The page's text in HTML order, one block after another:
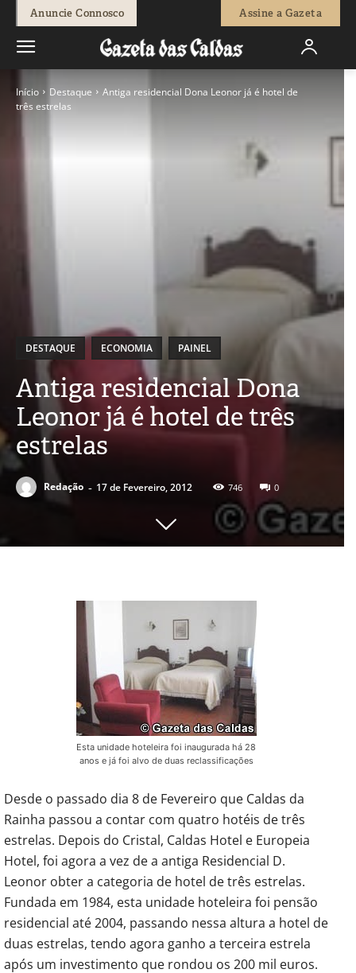
Anuncie Connosco Assine a Gazeta
Início Destaque
Antiga residencial Dona Leonor já é hotel de
três estrelas
DESTAQUE ECONOMIA PAINEL
Antiga residencial Dona
Leonor já é hotel de três
estrelas
Redação - 17 de Fevereiro, 2012 746 0
Esta unidade hoteleira foi inaugurada há 28
anos e já foi alvo de duas reclassificações
Desde o passado dia 8 de Fevereiro que Caldas da
Rainha passou a contar com quatro hotéis de três
estrelas. Depois do Cristal, Caldas Hotel e Europeia
Hotel, foi agora a vez de a antiga Residencial D.
Leonor obter a categoria de hotel de três estrelas.
Fundada em 1984, esta unidade hoteleira foi pensão
residencial até 2004, passando nessa altura a hotel de
duas estrelas, tendo agora ganho a terceira estrela
após um investimento que rondou os 200 mil euros.